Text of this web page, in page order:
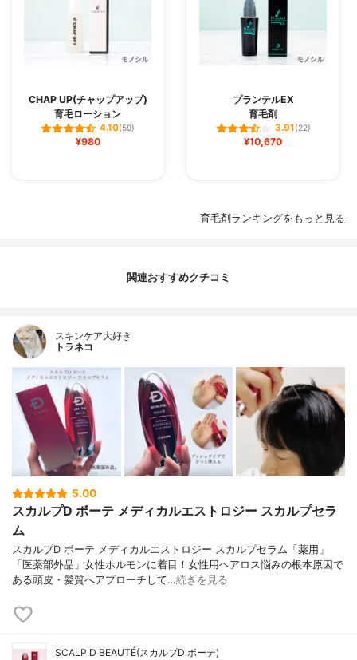
CHAP UP(チャップアップ)
育毛ローション
4.10(59)
¥980
プランテルEX
育毛剤
3.91(22)
¥10,670
育毛剤ランキングをもっと見る
関連おすすめクチコミ
スキンケア大好き
トラネコ
5.00
スカルプD ボーテ メディカルエストロジー スカルプセラ
ム
スカルプD ボーテ メディカルエストロジー スカルプセラム「薬用」
「医薬部外品」女性ホルモンに着目！女性用ヘアロス悩みの根本原因で
ある頭皮・髪質へアプローチして…続きを見る
SCALP D BEAUTÉ(スカルプD ボーテ)